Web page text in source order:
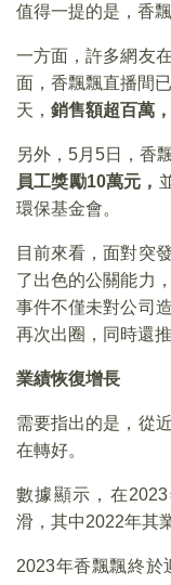
值得一提的是，香
一方面，許多網友
面，香飄飄直播間
天， 銷售額超百萬
另外，5月5日，香
員工獎勵10萬元，
環保基金會。
目前來看，面對突
了出色的公關能力
事件不僅未對公司
再次出圈，同時還
業績恢復增長
需要指出的是，從
在轉好。
數據顯示，在
滑，其中2022年其
2023年香飄飄終於